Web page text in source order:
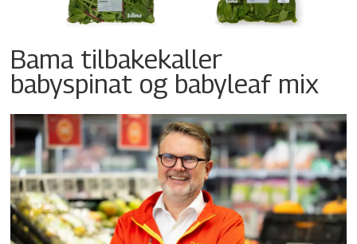
Bama tilbakekaller
babyspinat og babyleaf mix